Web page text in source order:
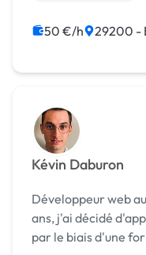
50 €/h 29200 -
Kévin Daburon
Développeur web
ans, j'ai décidé
par le biais d'une